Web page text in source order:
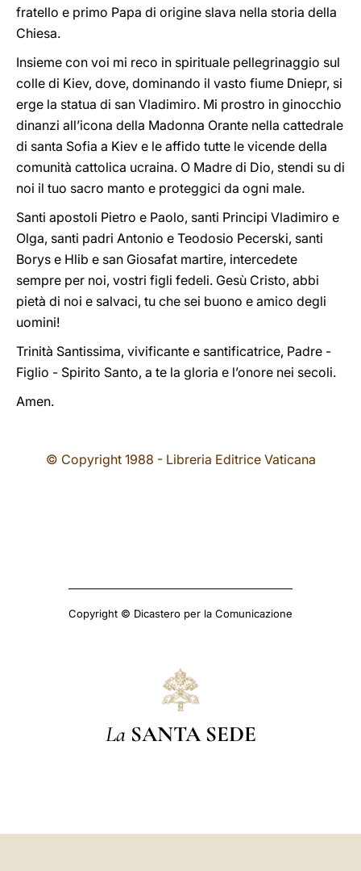
fratello e primo Papa di origine slava nella storia della
Chiesa.
Insieme con voi mi reco in spirituale pellegrinaggio sul
colle di Kiev, dove, dominando il vasto fiume Dniepr, si
erge la statua di san Vladimiro. Mi prostro in ginocchio
dinanzi all’icona della Madonna Orante nella cattedrale
di santa Sofia a Kiev e le affido tutte le vicende della
comunità cattolica ucraina. O Madre di Dio, stendi su di
noi il tuo sacro manto e proteggici da ogni male.
Santi apostoli Pietro e Paolo, santi Principi Vladimiro e
Olga, santi padri Antonio e Teodosio Pecerski, santi
Borys e Hlib e san Giosafat martire, intercedete
sempre per noi, vostri figli fedeli. Gesù Cristo, abbi
pietà di noi e salvaci, tu che sei buono e amico degli
uomini!
Trinità Santissima, vivificante e santificatrice, Padre -
Figlio - Spirito Santo, a te la gloria e l’onore nei secoli.
Amen.
© Copyright 1988 - Libreria Editrice Vaticana
Copyright © Dicastero per la Comunicazione
La SANTA SEDE